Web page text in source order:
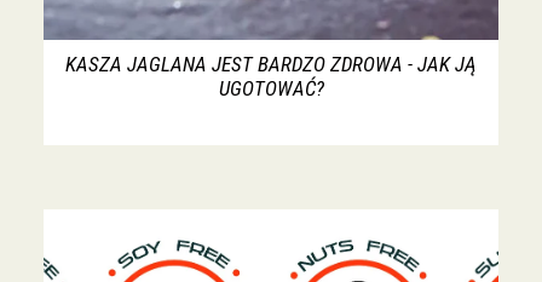
KASZA JAGLANA JEST BARDZO ZDROWA - JAK JĄ
UGOTOWAĆ?